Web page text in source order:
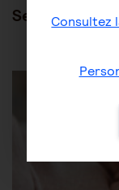
Ses articles
Category:
Les pathologies
Consultez